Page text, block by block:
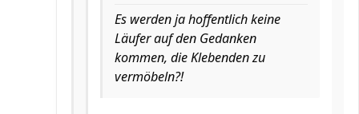
Es werden ja hoffentlich keine
Läufer auf den Gedanken
kommen, die Klebenden zu
vermöbeln?!